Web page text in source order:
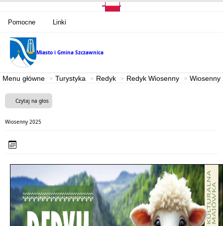
Pomocne Linki
Miasto i Gmina Szczawnica
Menu główne Turystyka Redyk Redyk Wiosenny Wiosenny
Czytaj na głos
Wiosenny 2025